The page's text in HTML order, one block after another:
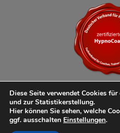
Diese Seite verwendet Cookies für
und zur Statistikerstellung.
Hier können Sie sehen, welche
ggf. ausschalten Einstellungen.